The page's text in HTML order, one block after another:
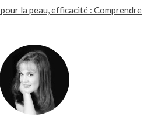
la peau, efficacité : Comprendre